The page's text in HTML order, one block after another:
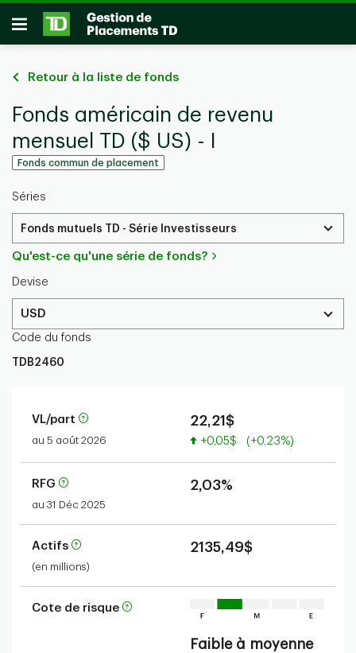
Passer au contenu principal
Ouvrir
Retour à la liste de fonds
Fonds américain de revenu
mensuel TD ($ US) - I
Fonds commun de placement
Séries
Fonds mutuels TD - Série Investisseurs
Qu'est-ce qu'une série de fonds?
Devise
USD
Code du fonds
TDB2460
VL/part
au 5 août 2026
22,21$
Valeur accrue
+0,05$ (+0,23%)
RFG
au 31 Déc 2025
2,03%
Actifs
(en millions)
2135,49$
Cote de risque
Faible à moyenne